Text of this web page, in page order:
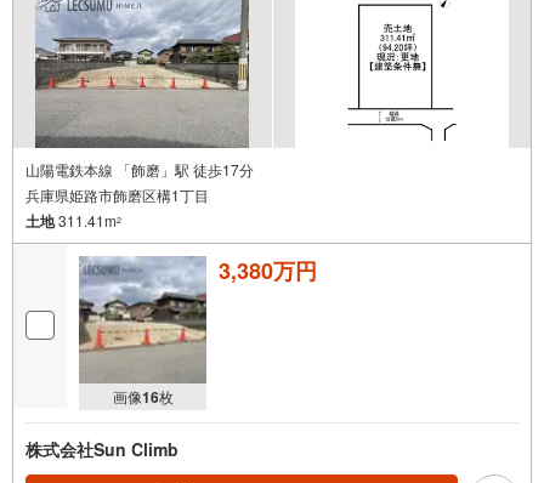
山陽電鉄本線 「飾磨」駅 徒歩17分
兵庫県姫路市飾磨区構1丁目
土地311.41m2
画像16枚
3,380万円
株式会社Sun Climb